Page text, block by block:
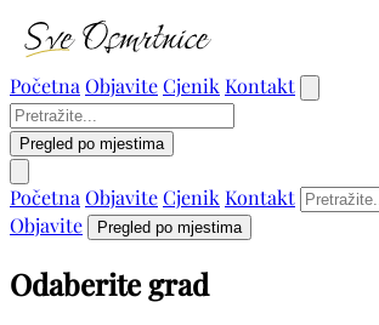
Početna ObjaviteCjenik Kontakt
Pregled po mjestima
Početna ObjaviteCjenik Kontakt
Objavite
Pregled po mjestima
Odaberite grad